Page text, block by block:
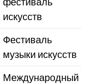
искусств
Фестиваль
музыки искусств
Международный